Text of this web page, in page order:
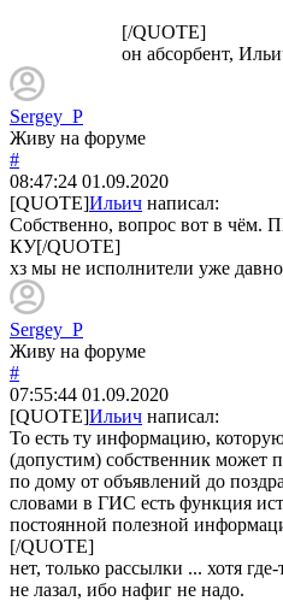
[/QUOTE]
он абсорбент,
Sergey_P
Живу на форуме
#
08:47:24 01.09.2020
[QUOTE]Ильич написал:
Собственно, вопрос вот в чём.
КУ[/QUOTE]
хз мы не исполнители уже
Sergey_P
Живу на форуме
#
07:55:44 01.09.2020
[QUOTE]Ильич написал:
То есть ту информацию,
(допустим) собственник может
по дому от объявлений до
словами в ГИС есть функция
постоянной полезной
[/QUOTE]
нет, только рассылки ... хотя
не лазал, ибо нафиг не надо.